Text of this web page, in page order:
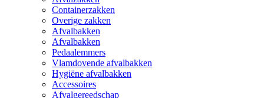
Containerzakken
Overige zakken
Afvalbakken
Afvalbakken
Pedaalemmers
Vlamdovende afvalbakken
Hygiëne afvalbakken
Accessoires
Afvalgereedschap